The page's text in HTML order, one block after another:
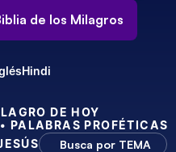
de los Milagros
Hindi
DE HOY
• PALABRAS PROFÉTICAS
Busca por TEMA